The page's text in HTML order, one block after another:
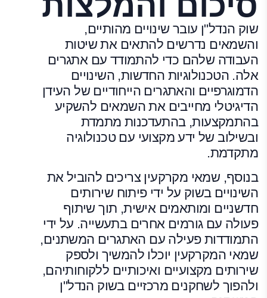
שוק הנדל"ן עובר שינויים מהותיים,
והשמאים נדרשים להתאים את שיטות
העבודה שלהם כדי להתמודד עם אתגרים
אלה. הטכנולוגיות החדשות, השינויים
הדמוגרפיים והאתגרים הייחודיים של העידן
הדיגיטלי מחייבים את השמאים להשקיע
בהתמקצעות, בהתעדכנות מתמדת
ובשילוב של ידע מקצועי עם טכנולוגיה
מתקדמת.
בנוסף, שמאי מקרקעין צריכים להוביל את
השינויים בשוק על ידי פיתוח שירותים
חדשניים ומותאמים אישית, תוך שיתוף
פעולה עם גורמים אחרים בתעשייה. על ידי
התמודדות פעילה עם האתגרים המשתנים,
שמאי המקרקעין יוכלו להמשיך ולספק
שירותים מקצועיים ואיכותיים ללקוחותיהם,
ולהפוך לשחקנים מרכזיים בשוק הנדל"ן